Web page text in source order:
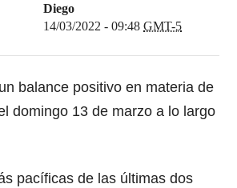
Diego
14/03/2022 - 09:48 GMT-5
balance positivo en materia de
domingo 13 de marzo a lo largo
pacíficas de las últimas dos